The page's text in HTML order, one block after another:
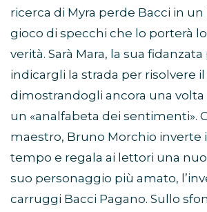
ricerca di Myra perde Bacci in
gioco di specchi che lo porterà
verità. Sarà Mara, la sua
indicargli la strada per risolvere il
dimostrandogli ancora una volta
un «analfabeta dei sentimenti».
maestro, Bruno Morchio inverte
tempo e regala ai lettori una
suo personaggio più amato,
carruggi Bacci Pagano. Sullo